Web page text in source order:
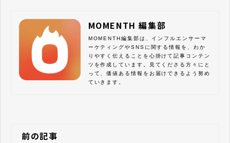
MOMENTH 編集部
MOMENTH編集部は、インフルエンサーマ
ーケティングやSNSに関する情報を、わか
りやすく伝えることを心掛けて記事コンテン
ツを作成しています。見てくださる方々にと
って、価値ある情報をお届けできるよう努め
ていきます。
前の記事